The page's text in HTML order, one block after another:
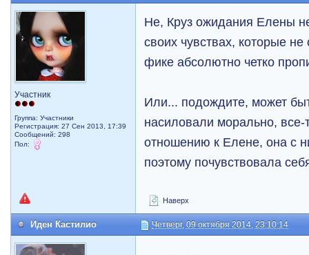
Участник
Группа: Участники
Регистрация: 27 Сен 2013, 17:39
Сообщений: 298
Пол:
Не, Круз ожидания Елены
своих чувствах, которые
фике абсолютно четко
Или... подождите, может
насиловали морально, все-
отношению к Елене, она с
поэтому почувствовала
Наверх
Иден Кастилио Четверг, 09 октября 2014, 23:10:14